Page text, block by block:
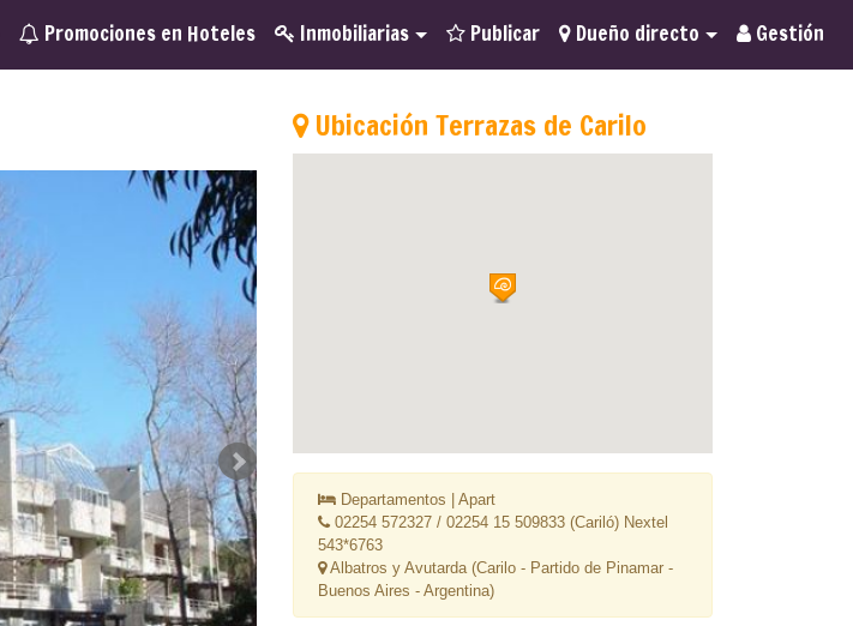
Promociones en Hoteles Inmobiliarias Publicar Dueño directo Gestión
Ubicación Terrazas de Carilo
Departamentos | Apart
02254 572327 / 02254 15 509833 (Cariló) Nextel
543*6763
Albatros y Avutarda (Carilo - Partido de Pinamar -
Buenos Aires - Argentina)